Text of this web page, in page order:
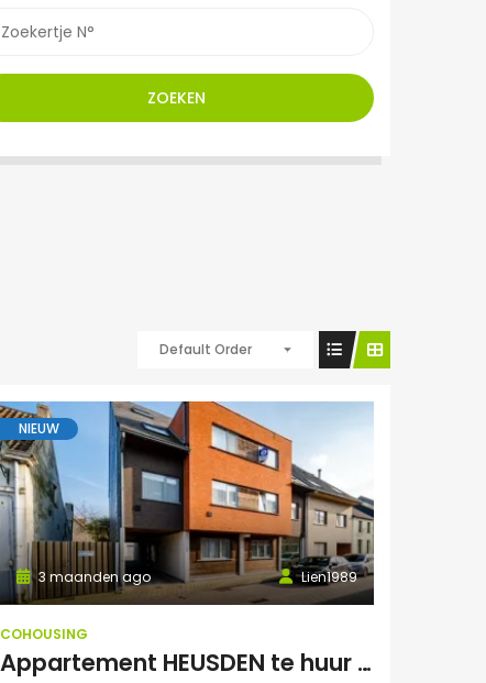
ZOEKEN
Default Order
NIEUW
Lien1989
3 maanden ago
COHOUSING
Appartement HEUSDEN te huur voor COHOUSING